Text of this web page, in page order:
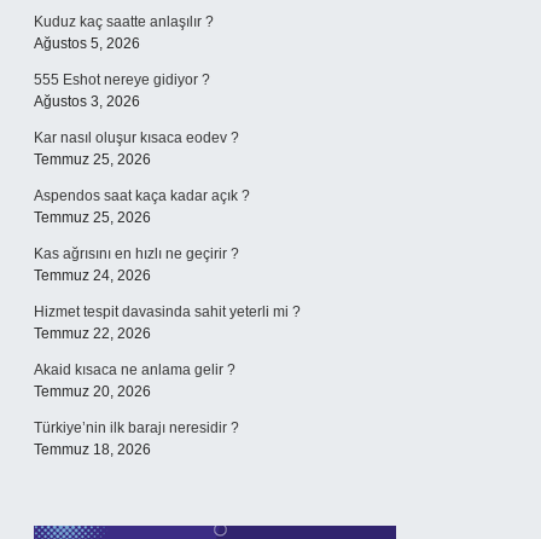
Kuduz kaç saatte anlaşılır ?
Ağustos 5, 2026
555 Eshot nereye gidiyor ?
Ağustos 3, 2026
Kar nasıl oluşur kısaca eodev ?
Temmuz 25, 2026
Aspendos saat kaça kadar açık ?
Temmuz 25, 2026
Kas ağrısını en hızlı ne geçirir ?
Temmuz 24, 2026
Hizmet tespit davasinda sahit yeterli mi ?
Temmuz 22, 2026
Akaid kısaca ne anlama gelir ?
Temmuz 20, 2026
Türkiye’nin ilk barajı neresidir ?
Temmuz 18, 2026